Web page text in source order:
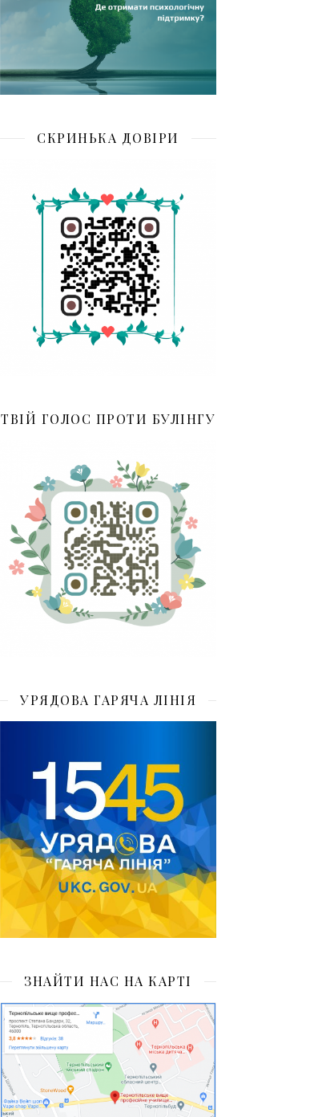
СКРИНЬКА ДОВІРИ
ТВІЙ ГОЛОС ПРОТИ БУЛІНГУ
УРЯДОВА ГАРЯЧА ЛІНІЯ
ЗНАЙТИ НАС НА КАРТІ